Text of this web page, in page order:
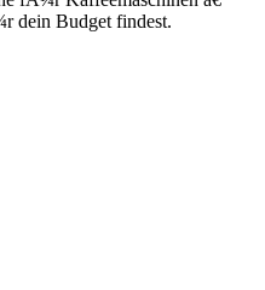
dein Budget findest.